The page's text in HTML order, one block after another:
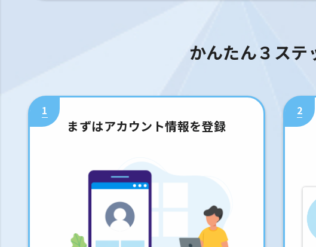
かんたん３ステ
1
まずはアカウント情報を登録
2